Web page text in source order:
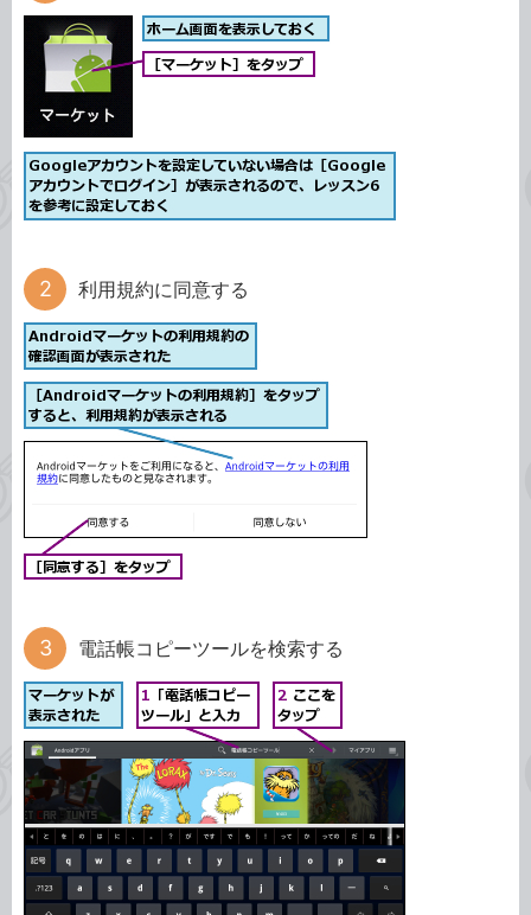
利用規約に同意する
電話帳コピーツールを検索する